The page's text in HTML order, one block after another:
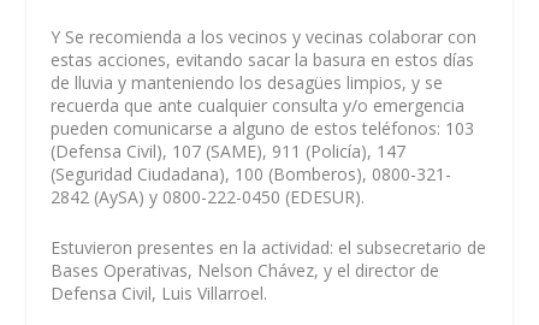
Y Se recomienda a los vecinos y vecinas colaborar con
estas acciones, evitando sacar la basura en estos días
de lluvia y manteniendo los desagües limpios, y se
recuerda que ante cualquier consulta y/o emergencia
pueden comunicarse a alguno de estos teléfonos: 103
(Defensa Civil), 107 (SAME), 911 (Policía), 147
(Seguridad Ciudadana), 100 (Bomberos), 0800-321-
2842 (AySA) y 0800-222-0450 (EDESUR).
Estuvieron presentes en la actividad: el subsecretario de
Bases Operativas, Nelson Chávez, y el director de
Defensa Civil, Luis Villarroel.